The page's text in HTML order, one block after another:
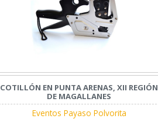
COTILLÓN EN PUNTA ARENAS, XII REGIÓN
DE MAGALLANES
Eventos Payaso Polvorita